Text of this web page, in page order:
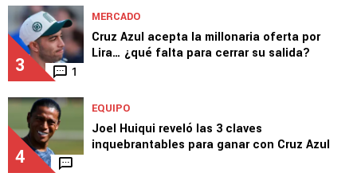
3 1
MERCADO
Cruz Azul acepta la millonaria oferta por
Lira… ¿qué falta para cerrar su salida?
4
EQUIPO
Joel Huiqui reveló las 3 claves
inquebrantables para ganar con Cruz Azul